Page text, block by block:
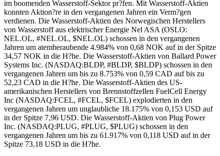
im boomenden Wasserstoff-Sektor pr?fen. Mit Wasserstoff-Aktien
konnten Aktion?re in den vergangenen Jahren ein Verm?gen
verdienen. Die Wasserstoff-Aktien des Norwegischen Herstellers
von Wasserstoff aus elektrischer Energie Nel ASA (OSLO:
NEL.OL, #NEL.OL, $NEL.OL) schossen in den vergangenen
Jahren um atemberaubende 4.984% von 0,68 NOK auf in der Spitze
34,57 NOK in die H?he. Die Wasserstoff-Aktien von Ballard Power
Systems Inc. (NASDAQ:BLDP, #BLDP, $BLDP) schossen in den
vergangenen Jahren um bis zu 8.753% von 0,59 CAD auf bis zu
52,23 CAD in die H?he. Die Wasserstoff-Aktien des US-
amerikanischen Herstellers von Brennstoffzellen FuelCell Energy
Inc (NASDAQ:FCEL, #FCEL, $FCEL) explodierten in den
vergangenen Jahren um unglaubliche 18.175% von 0,153 USD auf
in der Spitze 7,96 USD. Die Wasserstoff-Aktien von Plug Power
Inc. (NASDAQ:PLUG, #PLUG, $PLUG) schossen in den
vergangenen Jahren um bis zu 61.917% von 0,118 USD auf in der
Spitze 73,18 USD in die H?he.